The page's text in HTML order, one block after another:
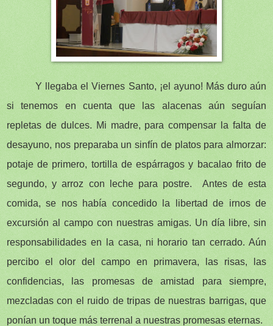
Y llegaba el Viernes Santo, ¡el ayuno! Más duro aún
si tenemos en cuenta que las alacenas aún seguían
repletas de dulces. Mi madre, para compensar la falta de
desayuno, nos preparaba un sinfín de platos para almorzar:
potaje de primero, tortilla de espárragos y bacalao frito de
segundo, y arroz con leche para postre. Antes de esta
comida, se nos había concedido la libertad de irnos de
excursión al campo con nuestras amigas. Un día libre, sin
responsabilidades en la casa, ni horario tan cerrado. Aún
percibo el olor del campo en primavera, las risas, las
confidencias, las promesas de amistad para siempre,
mezcladas con el ruido de tripas de nuestras barrigas, que
ponían un toque más terrenal a nuestras promesas eternas.